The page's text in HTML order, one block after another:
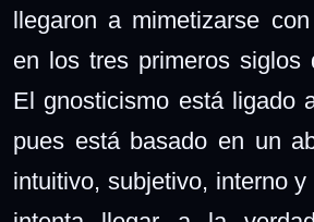
llegaron a mimetizarse
en los tres primeros siglos
El gnosticismo está ligado
pues está basado en un
intuitivo, subjetivo, interno